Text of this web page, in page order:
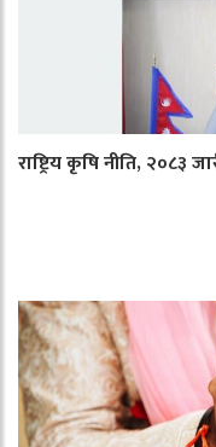
राष्ट्रिय कृषि नीति, २०८३